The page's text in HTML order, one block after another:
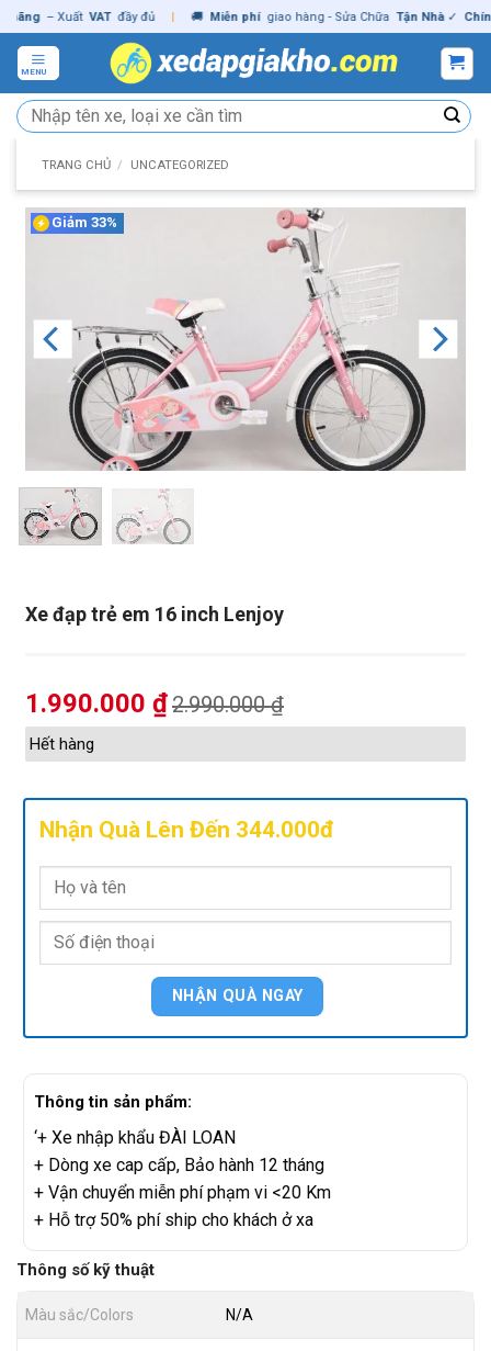
Skip
to
content
– Xuất VAT đầy đủ | 🚚 Miễn phí giao hàng - Sửa Chữa Tận Nhà ✓ Chính
MENU
Tìm
kiếm:
TRANG CHỦ / UNCATEGORIZED
Xe đạp trẻ em 16 inch Lenjoy
Giảm 33%
1.990.000 ₫2.990.000₫
Hết hàng
Nhận Quà Lên Đến 344.000đ
Thông tin sản phẩm:
‘+ Xe nhập khẩu ĐÀI LOAN
+ Dòng xe cap cấp, Bảo hành 12 tháng
+ Vận chuyển miễn phí phạm vi <20 Km
+ Hỗ trợ 50% phí ship cho khách ở xa
Thông số kỹ thuật
Màu sắc/Colors N/A